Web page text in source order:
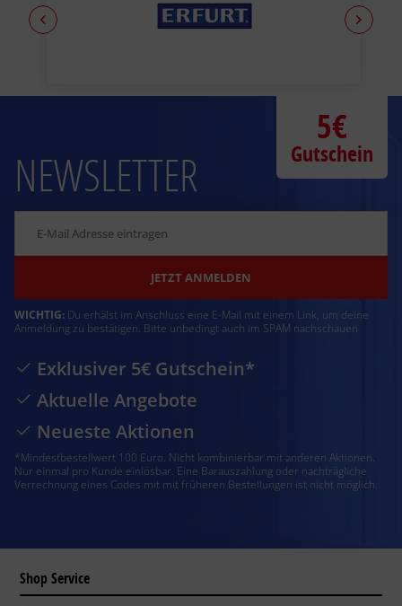
NEWSLETTER
JETZT ANMELDEN
WICHTIG: Du erhälst im Anschluss eine E-Mail mit einem Link, um deine
Anmeldung zu bestätigen. Bitte unbedingt auch im SPAM nachschauen
Exklusiver 5€ Gutschein*
Aktuelle Angebote
Neueste Aktionen
*Mindestbestellwert 100 Euro. Nicht kombinierbar mit anderen Aktionen.
Nur einmal pro Kunde einlösbar. Eine Barauszahlung oder nachträgliche
Verrechnung eines Codes mit mit früheren Bestellungen ist nicht möglich.
5€
Gutschein
Shop Service